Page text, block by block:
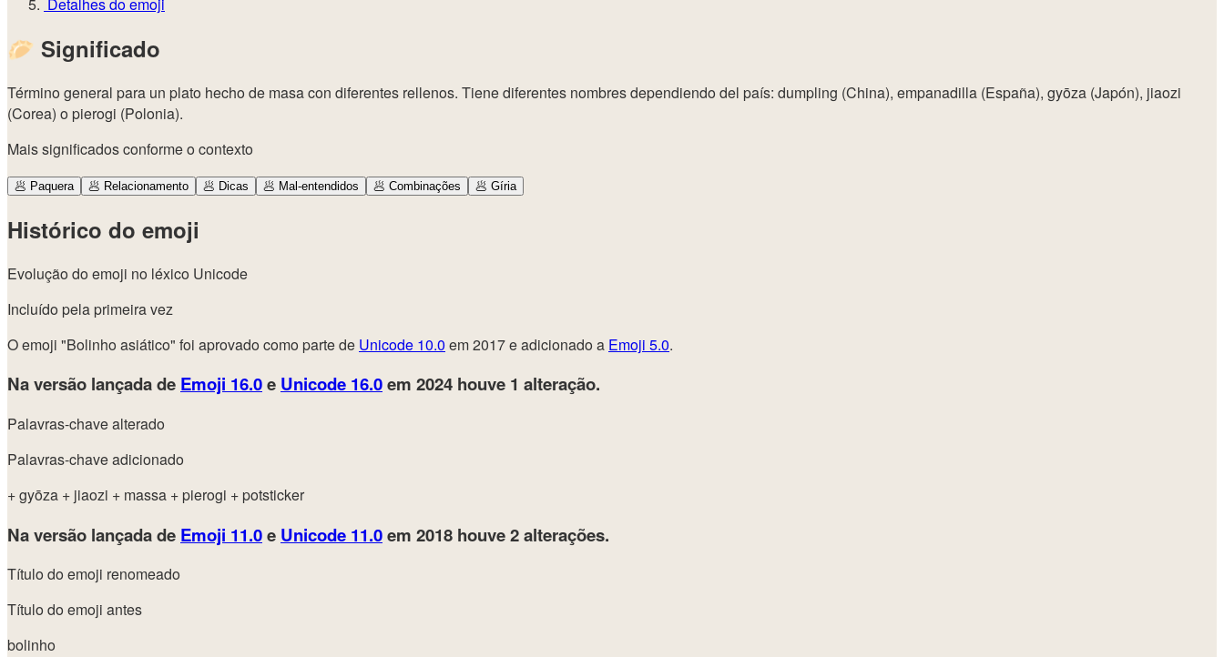
🥟 Significado
Término general para un plato hecho de masa con diferentes rellenos. Tiene diferentes nombres dependiendo del país: dumpling (China), empanadilla (España), gyōza (Japón), jiaozi
(Corea) o pierogi (Polonia).
Mais significados conforme o contexto
🥟 Paquera 🥟 Relacionamento 🥟 Dicas 🥟 Mal-entendidos 🥟 Combinações 🥟 Gíria
Histórico do emoji
Evolução do emoji no léxico Unicode
Incluído pela primeira vez
O emoji "Bolinho asiático" foi aprovado como parte de Unicode 10.0 em 2017 e adicionado a Emoji 5.0.
Na versão lançada de Emoji 16.0e Unicode 16.0em 2024 houve 1 alteração.
Palavras-chave alterado
Palavras-chave adicionado
+ gyōza + jiaozi + massa + pierogi + potsticker
Na versão lançada de Emoji 11.0e Unicode 11.0em 2018 houve 2 alterações.
Título do emoji renomeado
Título do emoji antes
bolinho